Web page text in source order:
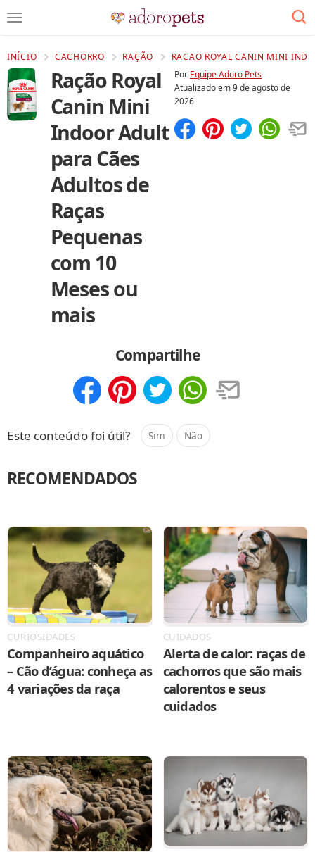
INÍCIO CACHORRO RAÇÃO RACAO ROYAL CANIN MINI
Ração Royal
Canin Mini
Indoor Adult
para Cães
Adultos de
Raças
Pequenas
com 10
Meses ou
mais
Por Equipe Adoro Pets
Atualizado em9 de agosto de
2026
Compartilhe
Este conteúdo foi útil? Sim Não
RECOMENDADOS
CURIOSIDADES
Companheiro aquático
– Cão d’água: conheça as
4 variações da raça
CUIDADOS
Alerta de calor: raças de
cachorros que são mais
calorentos e seus
cuidados